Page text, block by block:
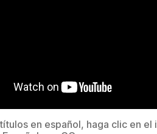
en español, haga clic en